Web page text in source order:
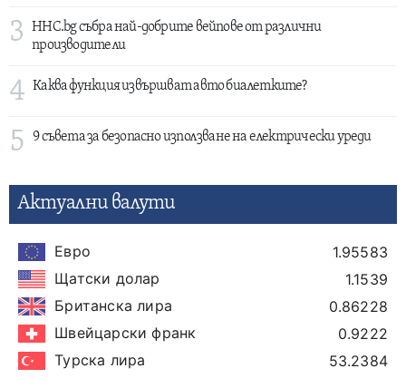
3
HHC.bg събра най-добрите вейпове от различни
производители
4 Каква функция извършват авто биалетките?
5 9 съвета за безопасно използване на електрически уреди
Актуални валути
Евро
1.95583
Щатски долар
1.1539
Британска лира
0.86228
Швейцарски франк
0.9222
Турска лира
53.2384